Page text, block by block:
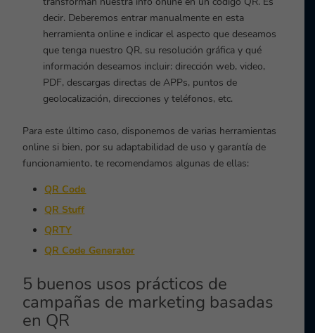
decir. Deberemos entrar manualmente en esta
herramienta online e indicar el aspecto que deseamos
que tenga nuestro QR, su resolución gráfica y qué
información deseamos incluir: dirección web, video,
PDF, descargas directas de APPs, puntos de
geolocalización, direcciones y teléfonos, etc.
Para este último caso, disponemos de varias herramientas
online si bien, por su adaptabilidad de uso y garantía de
funcionamiento, te recomendamos algunas de ellas:
QR Code
QR Stuff
QRTY
QR Code Generator
5 buenos usos prácticos de
campañas de marketing basadas
en QR